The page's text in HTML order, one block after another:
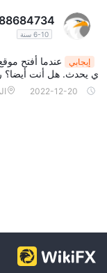
6-10 سنة
إيجابي
ي يحدث. هل أنت أيضا؟
2022-12-20